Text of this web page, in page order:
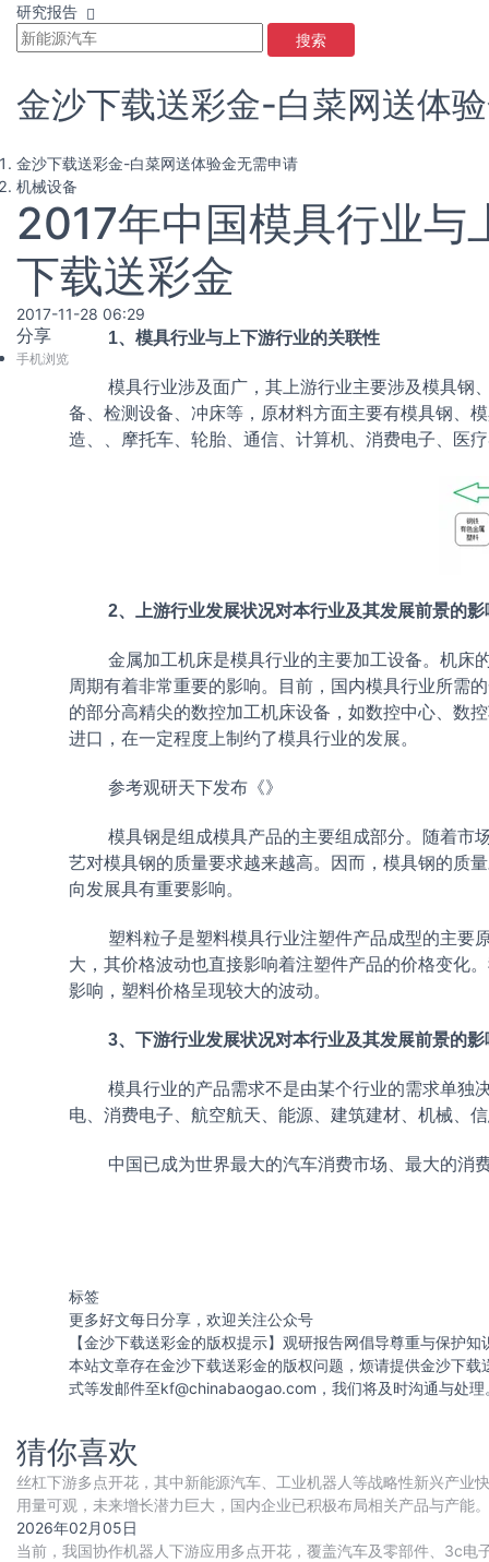
研究报告
搜索
金沙下载送彩金-白菜网送体
金沙下载送彩金-白菜网送体验金无需申请
机械设备
2017年中国模具行业
下载送彩金
2017-11-28 06:29
分享
手机浏览
1、模具行业与上下游行业的关联性
模具行业涉及面广，其上游行业主要涉及模具钢
备、检测设备、冲床等，原材料方面主要有模具钢、
造、、摩托车、轮胎、通信、计算机、消费电子、医
2、上游行业发展状况对本行业及其发展前景的影
金属加工机床是模具行业的主要加工设备。机床
周期有着非常重要的影响。目前，国内模具行业所需
的部分高精尖的数控加工机床设备，如数控中心、数
进口，在一定程度上制约了模具行业的发展。
参考观研天下发布《》
模具钢是组成模具产品的主要组成部分。随着市
艺对模具钢的质量要求越来越高。因而，模具钢的质
向发展具有重要影响。
塑料粒子是塑料模具行业注塑件产品成型的主要
大，其价格波动也直接影响着注塑件产品的价格变化
影响，塑料价格呈现较大的波动。
3、下游行业发展状况对本行业及其发展前景的影
模具行业的产品需求不是由某个行业的需求单独
电、消费电子、航空航天、能源、建筑建材、机械、
中国已成为世界最大的汽车消费市场、最大的消费
标签
更多好文每日分享，欢迎关注公众号
【金沙下载送彩金的版权提示】观研报告网倡导尊重与保护
本站文章存在金沙下载送彩金的版权问题，烦请提供金沙下
式等发邮件至kf@chinabaogao.com ，我们将及时沟通与处理
猜你喜欢
丝杠下游多点开花，其中新能源汽车、工业机器人等战略性新兴产
用量可观，未来增长潜力巨大，国内企业已积极布局相关产品与产
建设实现多重突破，推动行业国产替代进程持续加
2026年02月05日
当前，我国协作机器人下游应用多点开花，覆盖汽车及零部件、3c